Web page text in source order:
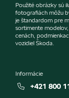
Použité obrázky sú
fotografiách môžu
je štandardom pre
sortimente
cenách,
vozidiel Škoda.
Informácie
+421 800